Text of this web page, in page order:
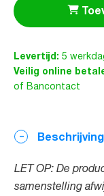
Beschrijving
LET OP: De
samenstelling
Levertijd: 5
Veilig online
of Bancontact